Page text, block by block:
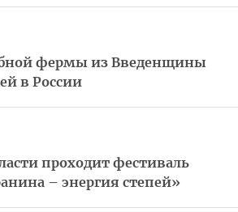
фермы из Введенщины
в России
проходит фестиваль
– энергия степей»